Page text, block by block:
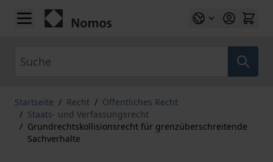
Zum Inhalt springen
Startseite / Recht / Öffentliches Recht
/ Staats- und Verfassungsrecht
/ Grundrechtskollisionsrecht für grenzüberschreitende
Sachverhalte